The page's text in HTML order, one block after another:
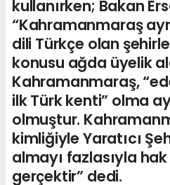
kullanırken; Bakan
“Kahramanmaraş
dili Türkçe olan
konusu ağda üyelik
Kahramanmaraş,
ilk Türk kenti” olma
olmuştur.
kimliğiyle Yaratıcı
almayı fazlasıyla
gerçektir” dedi.